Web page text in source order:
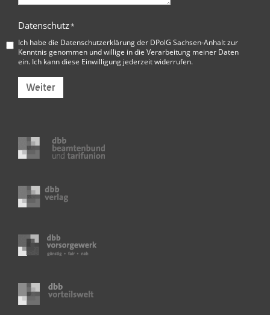
Datenschutz*
Ich habe die Datenschutzerklärung der DPolG Sachsen-Anhaltzur
Kenntnis genommen und willige in die Verarbeitung meiner Daten
ein. Ich kann diese Einwilligung jederzeit widerrufen.
Weiter